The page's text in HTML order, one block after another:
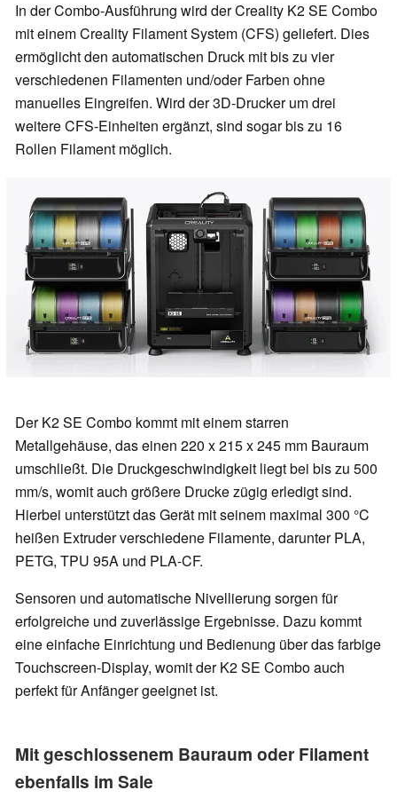
In der Combo-Ausführung wird der Creality K2 SE Combo
mit einem Creality Filament System (CFS) geliefert. Dies
ermöglicht den automatischen Druck mit bis zu vier
verschiedenen Filamenten und/oder Farben ohne
manuelles Eingreifen. Wird der 3D-Drucker um drei
weitere CFS-Einheiten ergänzt, sind sogar bis zu 16
Rollen Filament möglich.
Der K2 SE Combo kommt mit einem starren
Metallgehäuse, das einen 220 x 215 x 245 mm Bauraum
umschließt. Die Druckgeschwindigkeit liegt bei bis zu 500
mm/s, womit auch größere Drucke zügig erledigt sind.
Hierbei unterstützt das Gerät mit seinem maximal 300 °C
heißen Extruder verschiedene Filamente, darunter PLA,
PETG, TPU 95A und PLA-CF.
Sensoren und automatische Nivellierung sorgen für
erfolgreiche und zuverlässige Ergebnisse. Dazu kommt
eine einfache Einrichtung und Bedienung über das farbige
Touchscreen-Display, womit der K2 SE Combo auch
perfekt für Anfänger geeignet ist.
Mit geschlossenem Bauraum oder Filament
ebenfalls im Sale